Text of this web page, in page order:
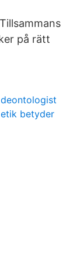
på rätt
deontologist
etik betyder